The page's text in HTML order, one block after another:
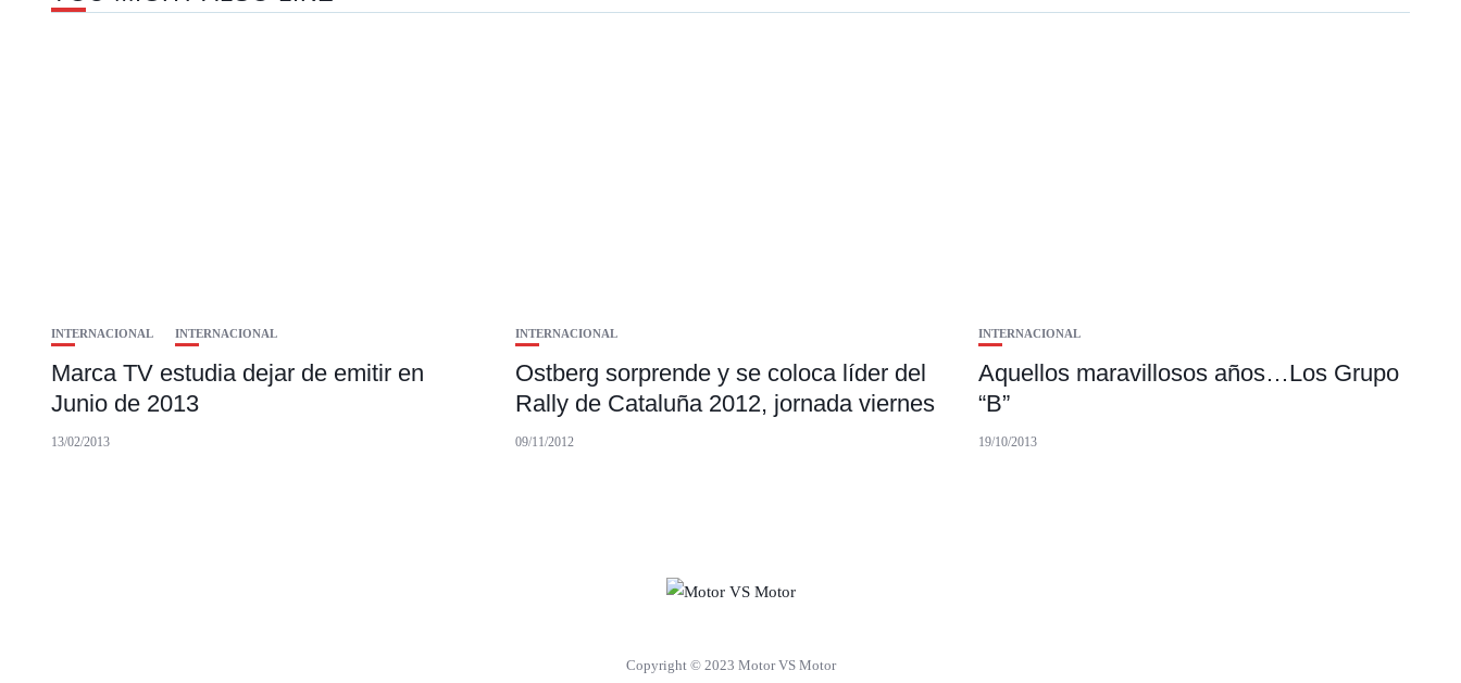
INTERNACIONAL INTERNACIONAL
Marca TV estudia dejar de emitir en
Junio de 2013
13/02/2013
INTERNACIONAL
Ostberg sorprende y se coloca líder del
Rally de Cataluña 2012, jornada viernes
09/11/2012
INTERNACIONAL
Aquellos maravillosos años…Los Grupo
“B”
19/10/2013
Copyright © 2023 Motor VS Motor